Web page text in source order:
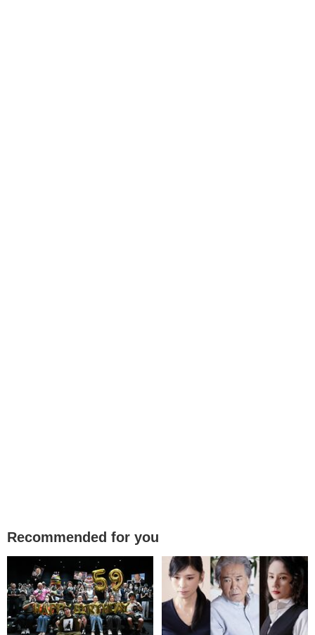
Recommended for you